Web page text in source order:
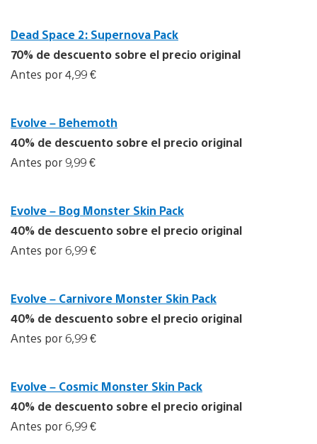
Dead Space 2: Supernova Pack
70% de descuento sobre el precio original
Antes por 4,99 €
Evolve – Behemoth
40% de descuento sobre el precio original
Antes por 9,99 €
Evolve – Bog Monster Skin Pack
40% de descuento sobre el precio original
Antes por 6,99 €
Evolve – Carnivore Monster Skin Pack
40% de descuento sobre el precio original
Antes por 6,99 €
Evolve – Cosmic Monster Skin Pack
40% de descuento sobre el precio original
Antes por 6,99 €